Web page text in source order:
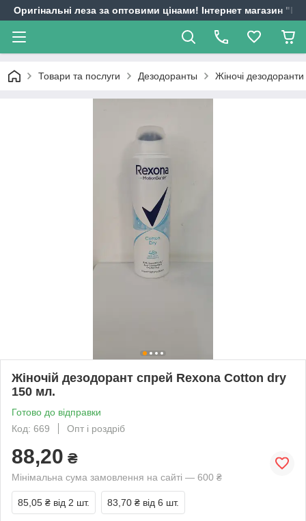
Оригінальні леза за оптовими цінами! Інтернет магазин
Товари та послуги Дезодоранты Жіночі дезодоранти
Жіночій дезодорант спрей Rexona Cotton dry
150 мл.
Готово до відправки
Код: 669
Опт і роздріб
88,20 ₴
Мінімальна сума замовлення на сайті — 600 ₴
85,05 ₴ від 2 шт. 83,70 ₴ від 6 шт.